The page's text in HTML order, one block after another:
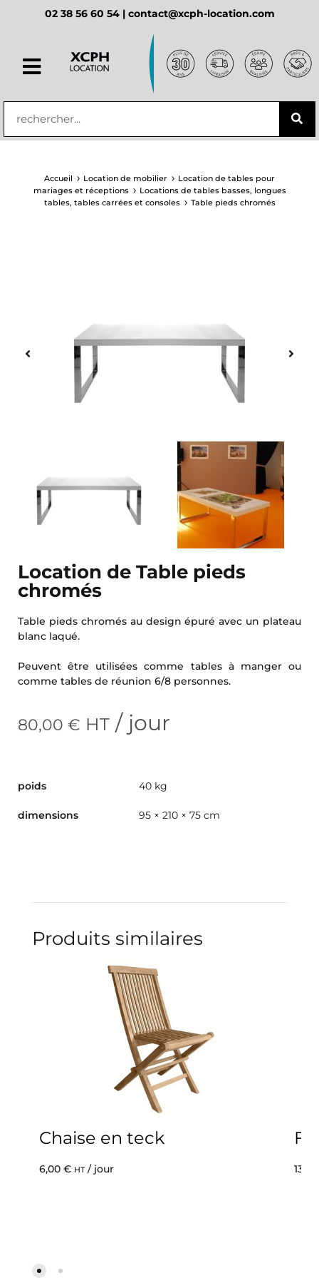
principal02 38 56 60 54 | contact@xcph-location.com
Accueil Location de mobilier
Location de tables pour
mariages et réceptions
Locations de tables basses, longues
tables, tables carrées et consoles
Table pieds chromés
Location de Table pieds
chromés
Table pieds chromés au design épuré avec un plateau
blanc laqué.
Peuvent être utilisées comme tables à manger ou
comme tables de réunion 6/8 personnes.
80,00 € HT / jour
poids 40 kg
dimensions 95 × 210 × 75 cm
Produits similaires
Chaise en teck
6,00 € HT/ jour